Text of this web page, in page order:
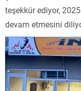
teşekkür ediyor,
devam etmesini